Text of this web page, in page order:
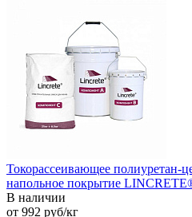
Токорассеивающее полиуретан-
напольное покрытие
В наличии
от 992 руб/кг